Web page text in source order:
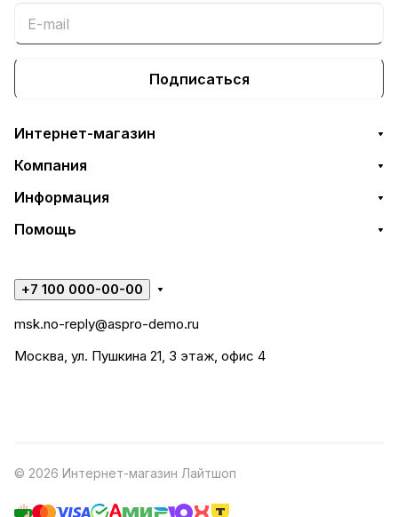
Подписаться
Интернет-магазин
Компания
Информация
Помощь
+7 100 000-00-00
msk.no-reply@aspro-demo.ru
Москва, ул. Пушкина 21, 3 этаж, офис 4
© 2026 Интернет-магазин Лайтшоп